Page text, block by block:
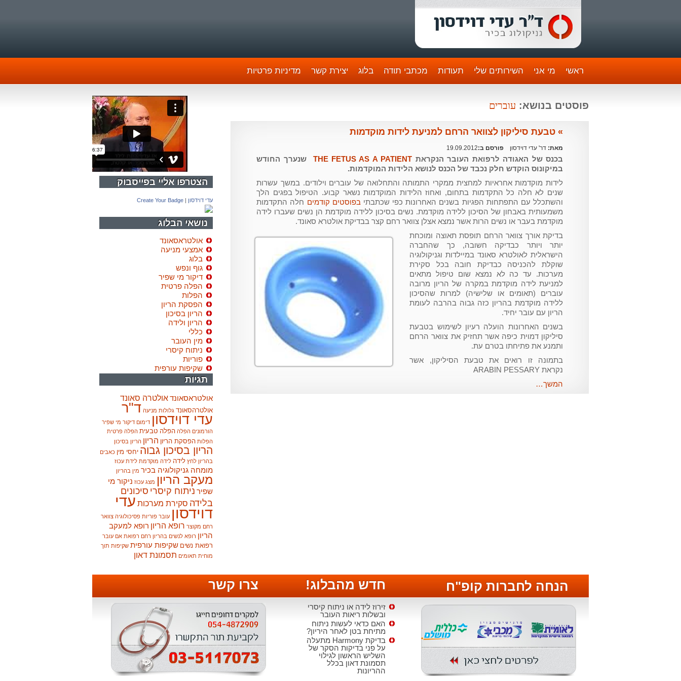
ראשי מי אני השירותים שלי תעודות מכתבי תודה בלוג יצירת קשר מדיניות פרטיות
הצטרפו אליי בפייסבוק
עדי דוידסון |
Create Your Badge
נושאי הבלוג
אולטראסאונד
אמצעי מניעה
בלוג
גוף ונפש
דיקור מי שפיר
הפלה פרטית
הפלות
הפסקת הריון
הריון בסיכון
הריון ולידה
כללי
מין העובר
ניתוח קיסרי
פוריות
שקיפות עורפית
תגיות
אולטראסאונדאולטרה סאונד
אולטרהסאונד גלולות מניעה ד"ר
עדי דוידסון דימום דיקור מי שפיר
הורמונים הפלה הפלה טבעית הפלה פרטית
הפלות הפסקת הריון הריון הריון בסיכון
הריון בסיכון גבוה יחסי מין כאבים
בהריון לחץ לידה לידה מוקדמת לידת עכוז
מומחה גניקולוגיה בכיר מין בהריון
מעקב הריון מצג עכוז ניקור מי
שפיר ניתוח קיסרי סיכונים
בלידה סקירת מערכות עדי
דוידסון עובר פוריות פסיכולוגיה צוואר
רחם מקוצר רופא הריון רופא למעקב
הריון רופא לנשים בהריון רחם רפואת אם עובר
רפואת נשים שקיפות עורפית שקיפות תוך
מוחית תאומים תסמונת דאון
פוסטים בנושא: עוברים
» טבעת סיליקון לצוואר הרחם למניעת לידות מוקדמות
מאת: דר' עדי דוידסון פורסם ב:19.09.2012
בכנס של האגודה לרפואת העובר הנקראת THE FETUS AS A PATIENT שנערך החודש
במיקונוס הוקדש חלק נכבד של הכנס לנושא הלידות המוקדמות.
לידות מוקדמות אחראיות למחצית ממקרי התמותה והתחלואה של עוברים וילודים. במשך עשרות
שנים לא חלה כל התקדמות בתחום, ואחוז הלידות המוקדמות נשאר קבוע. הטיפול בפגים הלך
והשתכלל עם התפתחות הפגיות בשנים האחרונות כפי שכתבתיבפוסטים קודמים חלה התקדמות
משמעותית באבחון של הסיכון ללידה מוקדמת. נשים בסיכון ללידה מוקדמת הן נשים שעברו לידה
מוקדמת בעבר או נשים הרות אשר נמצא אצלן צוואר רחם קצר בבדיקת אולטרא סאונד.
בדיקת אורך צוואר הרחם תופסת תאוצה ומוכחת
יותר ויותר כבדיקה חשובה, כך שהחברה
הישראלית לאולטרא סאונד במיילדות וגניקולוגיה
שוקלת להכניסה כבדיקת חובה בכל סקירת
מערכות. עד כה לא נמצא שום טיפול מתאים
למניעת לידה מוקדמת במקרה של הריון מרובה
עוברים (תאומים או שלישיה) למרות שהסיכון
ללידה מוקדמת בהריון כזה גבוה בהרבה לעומת
הריון עם עובר יחיד.
בשנים האחרונות הועלה רעיון לשימוש בטבעת
סיליקון דמוית כיפה אשר תחזיק את צוואר הרחם
ותמנע את פתיחתו בטרם עת.
בתמונה זו רואים את טבעת הסיליקון, אשר
נקראת ARABIN PESSARY
המשך…
צרו קשר חדש מהבלוג!
זירוז לידה או ניתוח קיסרי
ובשלות ריאות העובר
האם כדאי לעשות ניתוח
מתיחת בטן לאחר היריון?
בדיקת Harmony מתעלה
על פני בדיקות הסקר של
השליש הראשון לגילוי
תסמונת דאון בכלל
ההריונות
הנחה לחברות קופ"ח